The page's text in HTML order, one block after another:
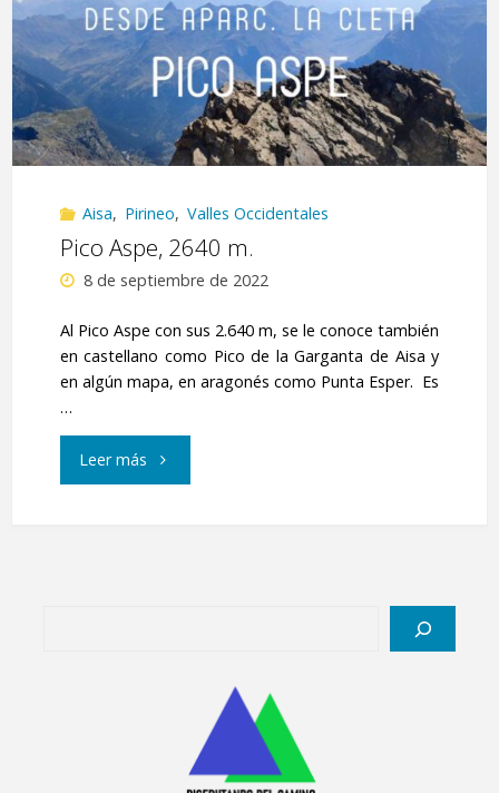
La
Estiva,
Mesola,
Napazal
y
Igüer"
Aisa, Pirineo, Valles Occidentales
Pico Aspe, 2640 m.
8 de septiembre de 2022
Al Pico Aspe con sus 2.640 m, se le conoce también
en castellano como Pico de la Garganta de Aisa y
en algún mapa, en aragonés como Punta Esper. Es
…
Leer más"Pico